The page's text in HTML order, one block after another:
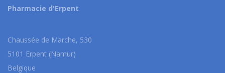
Pharmacie d'Erpent
Chaussée de Marche, 530
5101 Erpent (Namur)
Belgique